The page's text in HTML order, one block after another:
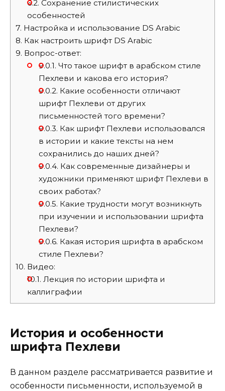
6.2. Сохранение стилистических
особенностей
7. Настройка и использование DS Arabic
8. Как настроить шрифт DS Arabic
9. Вопрос-ответ:
9.0.1. Что такое шрифт в арабском стиле
Пехлеви и какова его история?
9.0.2. Какие особенности отличают
шрифт Пехлеви от других
письменностей того времени?
9.0.3. Как шрифт Пехлеви использовался
в истории и какие тексты на нем
сохранились до наших дней?
9.0.4. Как современные дизайнеры и
художники применяют шрифт Пехлеви в
своих работах?
9.0.5. Какие трудности могут возникнуть
при изучении и использовании шрифта
Пехлеви?
9.0.6. Какая история шрифта в арабском
стиле Пехлеви?
10. Видео:
10.1. Лекция по истории шрифта и
каллиграфии
История и особенности
шрифта Пехлеви
В данном разделе рассматривается развитие и
особенности письменности, используемой в